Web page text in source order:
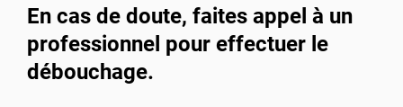
En cas de doute, faites appel à un
professionnel pour effectuer le
débouchage.